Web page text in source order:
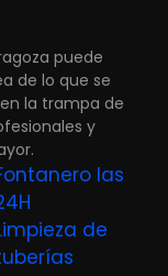
puede
de lo que se
la trampa de
y
las
de